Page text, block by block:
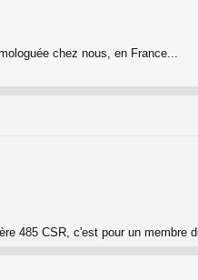
chez nous, en France...
485 CSR, c'est pour un membre